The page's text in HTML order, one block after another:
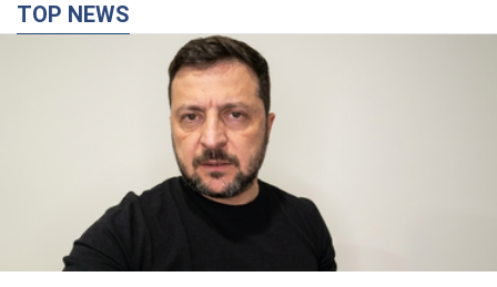
TOP NEWS